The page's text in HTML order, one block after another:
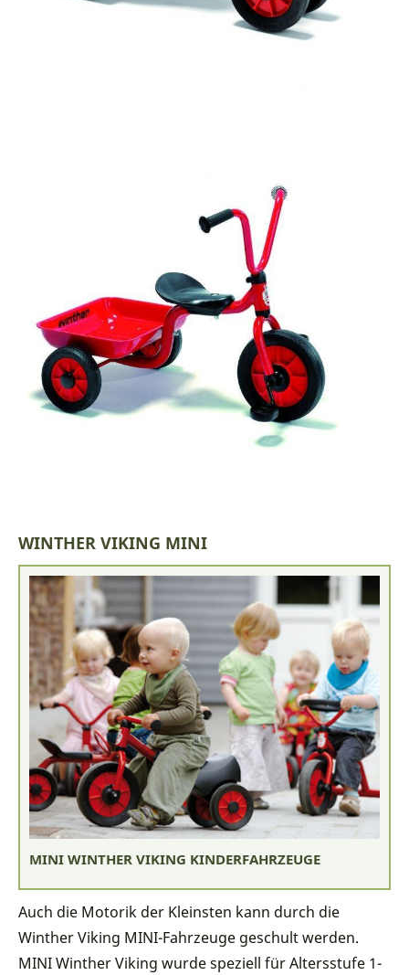
WINTHER VIKING MINI
MINI WINTHER VIKING KINDERFAHRZEUGE
Auch die Motorik der Kleinsten kann durch die
Winther Viking MINI-Fahrzeuge geschult werden.
MINI Winther Viking wurde speziell für Altersstufe 1-